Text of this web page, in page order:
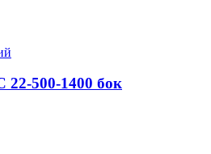
22-500-1400 бок